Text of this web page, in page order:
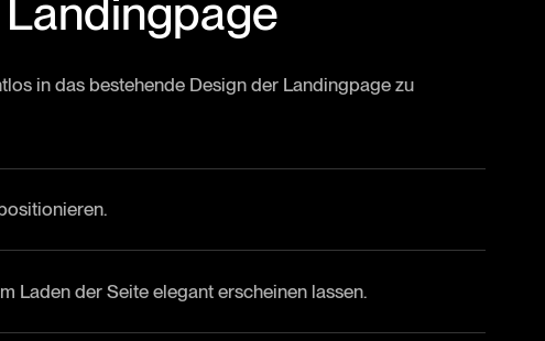
in das bestehende Design der Landingpage zu
Laden der Seite elegant erscheinen lassen.